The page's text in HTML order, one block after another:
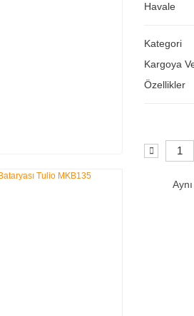
Havale
Kategori
Kargoya
Özellikler